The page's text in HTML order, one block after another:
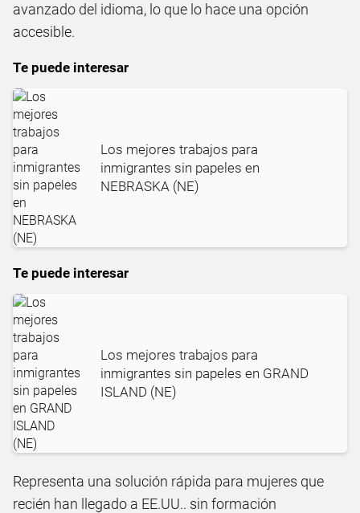
avanzado del idioma, lo que lo hace una opción
accesible.
Te puede interesar
Los mejores trabajos para
inmigrantes sin papeles en
NEBRASKA (NE)
Te puede interesar
Los mejores trabajos para
inmigrantes sin papeles en GRAND
ISLAND (NE)
Representa una solución rápida para mujeres que
recién han llegado a EE.UU.. sin formación